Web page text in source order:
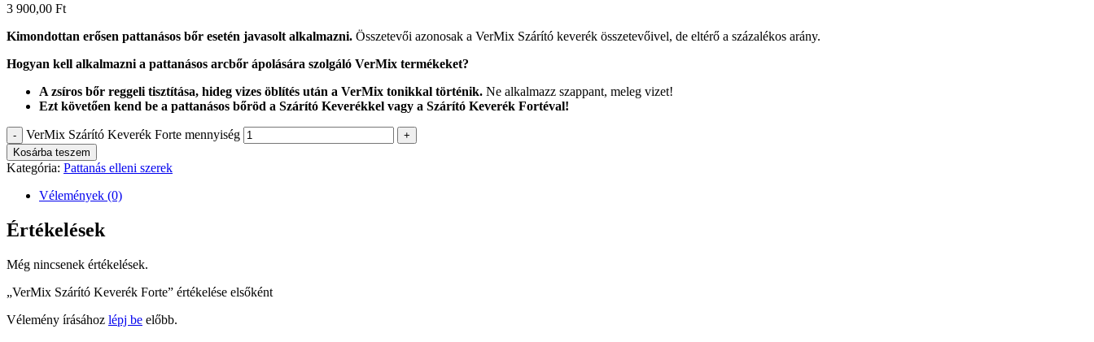
3 900,00 Ft
Kimondottan erősen pattanásos bőr esetén javasolt alkalmazni. Összetevői azonosak a VerMix Szárító keverék összetevőivel, de eltérő a százalékos arány.
Hogyan kell alkalmazni a pattanásos arcbőr ápolására szolgáló VerMix termékeket?
A zsíros bőr reggeli tisztítása, hideg vizes öblítés után a VerMix tonikkal történik. Ne alkalmazz szappant, meleg vizet!
Ezt követően kend be a pattanásos bőröd a Szárító Keverékkel vagy a Szárító Keverék Fortéval!
- VerMix Szárító Keverék Forte mennyiség
+
Kosárba teszem
Kategória: Pattanás elleni szerek
Vélemények (0)
Értékelések
Még nincsenek értékelések.
„VerMix Szárító Keverék Forte” értékelése elsőként
Vélemény írásához lépj be előbb.